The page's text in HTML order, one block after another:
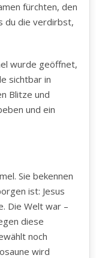
fürchten, den
du die verdirbst,
wurde geöffnet,
sichtbar in
Blitze und
und ein
Sie bekennen
ist: Jesus
Die Welt war –
diese
noch
wird